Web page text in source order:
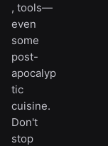
, tools—
even
some
post-
apocalyp
tic
cuisine.
Don't
stop